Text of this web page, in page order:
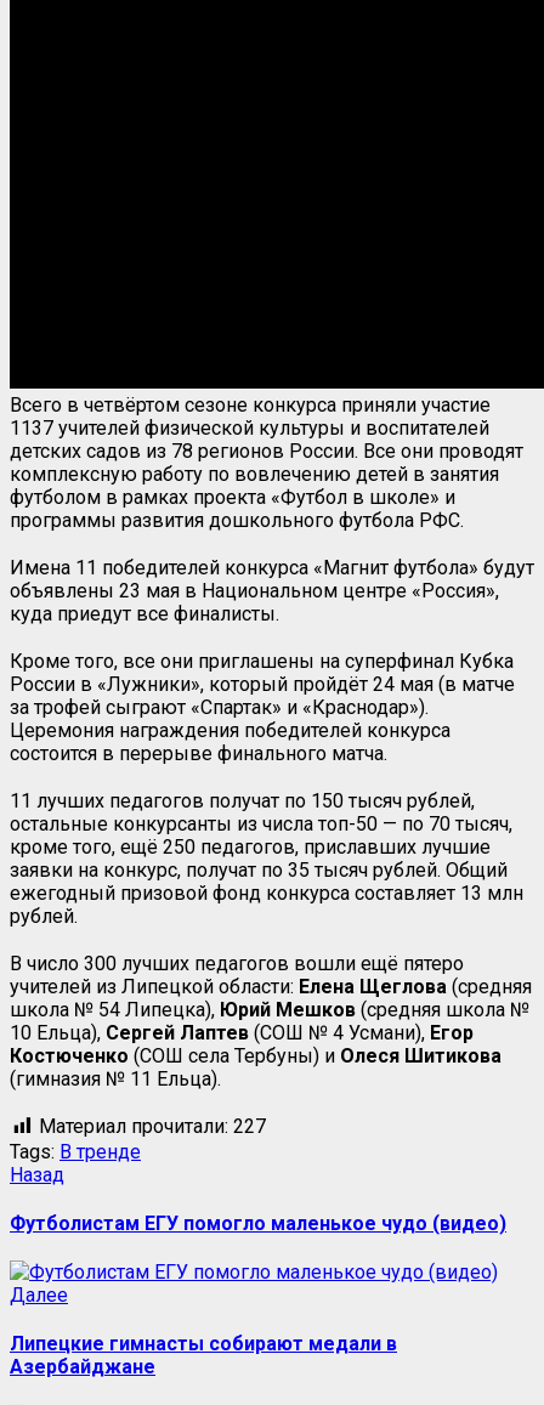
Всего в четвёртом сезоне конкурса приняли участие
1137 учителей физической культуры и воспитателей
детских садов из 78 регионов России. Все они проводят
комплексную работу по вовлечению детей в занятия
футболом в рамках проекта «Футбол в школе» и
программы развития дошкольного футбола РФС.
Имена 11 победителей конкурса «Магнит футбола» будут
объявлены 23 мая в Национальном центре «Россия»,
куда приедут все финалисты.
Кроме того, все они приглашены на суперфинал Кубка
России в «Лужники», который пройдёт 24 мая (в матче
за трофей сыграют «Спартак» и «Краснодар»).
Церемония награждения победителей конкурса
состоится в перерыве финального матча.
11 лучших педагогов получат по 150 тысяч рублей,
остальные конкурсанты из числа топ-50 — по 70 тысяч,
кроме того, ещё 250 педагогов, приславших лучшие
заявки на конкурс, получат по 35 тысяч рублей. Общий
ежегодный призовой фонд конкурса составляет 13 млн
рублей.
В число 300 лучших педагогов вошли ещё пятеро
учителей из Липецкой области: Елена Щеглова (средняя
школа № 54 Липецка), Юрий Мешков (средняя школа №
10 Ельца), Сергей Лаптев (СОШ № 4 Усмани), Егор
Костюченко (СОШ села Тербуны) и Олеся Шитикова
(гимназия № 11 Ельца).
Материал прочитали: 227
Tags: В тренде
Назад
Футболистам ЕГУ помогло маленькое чудо (видео)
Далее
Липецкие гимнасты собирают медали в
Азербайджане